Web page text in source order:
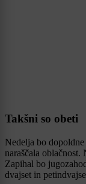
Takšni so obeti
Nedelja bo
naraščala
Zapihal bo
dvajset in